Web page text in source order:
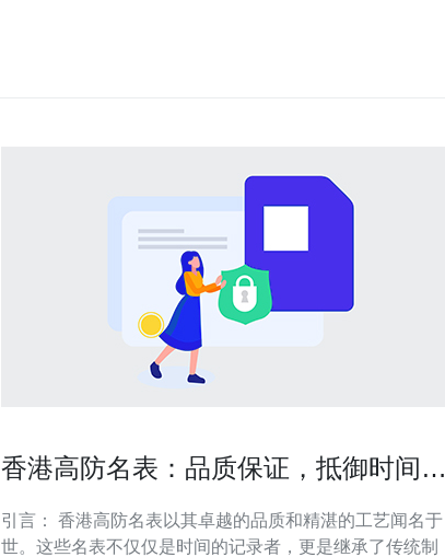
香港高防名表：品质保证，抵御时间考
引言： 香港高防名表以其卓越的品质和精湛的工艺闻名于
世。这些名表不仅仅是时间的记录者，更是继承了传统制